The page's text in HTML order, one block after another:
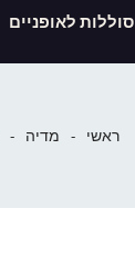
סוללות לאופניים
ראשי - מדיה -